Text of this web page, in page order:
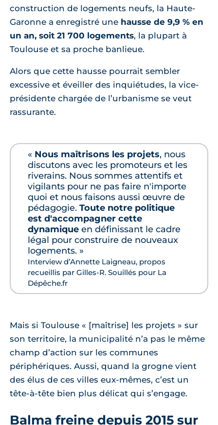
construction de logements neufs, la Haute-
Garonne a enregistré une hausse de 9,9 % en
un an, soit 21 700 logements, la plupart à
Toulouse et sa proche banlieue.
Alors que cette hausse pourrait sembler
excessive et éveiller des inquiétudes, la vice-
présidente chargée de l’urbanisme se veut
rassurante.
« Nous maîtrisons les projets, nous
discutons avec les promoteurs et les
riverains. Nous sommes attentifs et
vigilants pour ne pas faire n'importe
quoi et nous faisons aussi œuvre de
pédagogie. Toute notre politique
est d'accompagner cette
dynamique en définissant le cadre
légal pour construire de nouveaux
logements. »
Interview d’Annette Laigneau, propos
recueillis par Gilles-R. Souillés pour La
Dépêche.fr
Mais si Toulouse « [maîtrise] les projets » sur
son territoire, la municipalité n’a pas le même
champ d’action sur les communes
périphériques. Aussi, quand la grogne vient
des élus de ces villes eux-mêmes, c’est un
tête-à-tête bien plus délicat qui s’engage.
Balma freine depuis 2015 sur